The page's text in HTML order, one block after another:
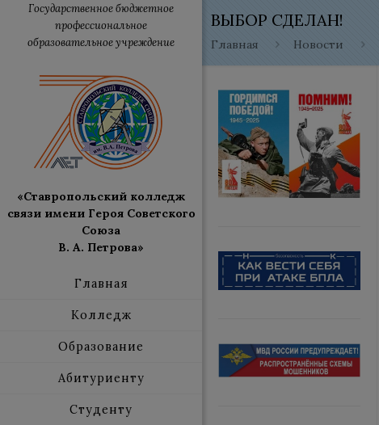
Государственное бюджетное
профессиональное
образовательное учреждение
«Ставропольский колледж
связи имени Героя Советского
Союза
В. А. Петрова»
Главная
Колледж
Образование
Абитуриенту
Студенту
ВЫБОР СДЕЛАН!
Главная Новости